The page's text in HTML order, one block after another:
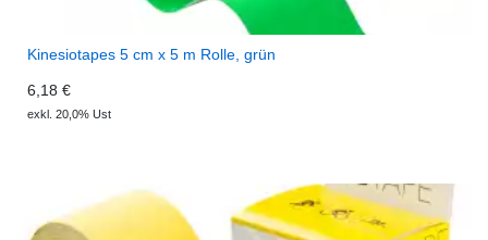
Kinesiotapes 5 cm x 5 m Rolle, grün
6,18 €
exkl. 20,0% Ust